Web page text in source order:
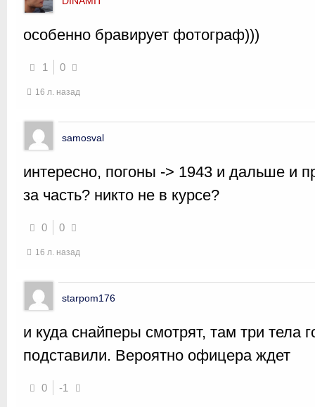
особенно бравирует фотограф)))
1 0
16 л. назад
samosval
интересно, погоны -> 1943 и дальше и
за часть? никто не в курсе?
0 0
16 л. назад
starpom176
и куда снайперы смотрят, там три тела
подставили. Вероятно офицера ждет
0 -1